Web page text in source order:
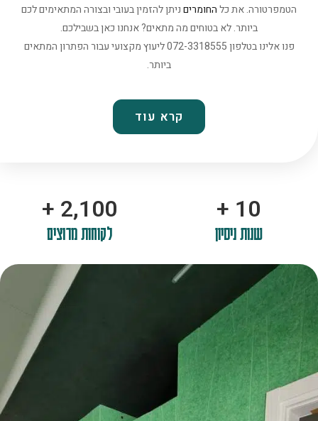
הטמפרטורה. את כלהחומריםניתן להזמין בעובי ובצורה המתאימים לכם
ביותר. לא בטוחים מה מתאים? אנחנו כאן בשבילכם.
פנו אלינו בטלפון 072-3318555 ליעוץ מקצועי עבור הפתרון המתאים
ביותר.
קרא עוד
10
+
שנות ניסיון
2,100
+
לקוחות מרוצים